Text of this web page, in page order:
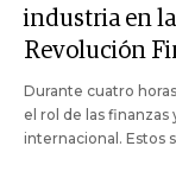
industria en
Revolución
Durante cuatro
el rol de las
internacional. Estos